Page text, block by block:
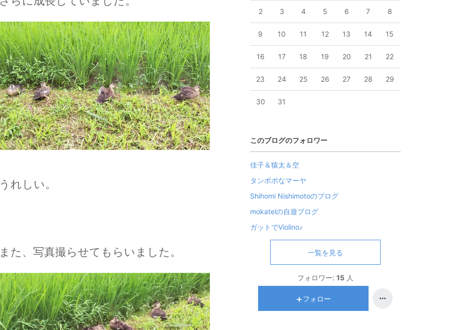
うれしい。
また、写真撮らせてもらいました。
2 3 4 5 6 7 8
9 10 11 12 13 14 15
16 17 18 19 20 21 22
23 24 25 26 27 28 29
30 31
このブログのフォロワー
佳子＆猿太＆空
タンポポなマーヤ
Shihomi Nishimotoのブログ
mokatelの自遊ブログ
ガットでViolino♪
一覧を見る
フォロワー: 15 人
フォロー